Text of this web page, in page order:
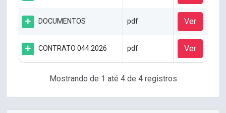
DOCUMENTOS pdf Ver
CONTRATO 044.2026 pdf Ver
Mostrando de 1 até 4 de 4 registros